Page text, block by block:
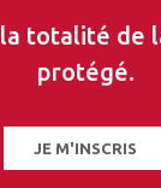
la totalité de
protégé.
JE M'INSCRIS